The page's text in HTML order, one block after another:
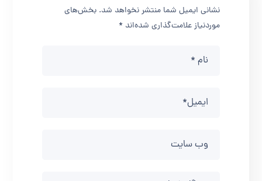
نشانی ایمیل شما منتشر نخواهد شد. بخش‌های
موردنیاز علامت‌گذاری شده‌اند*